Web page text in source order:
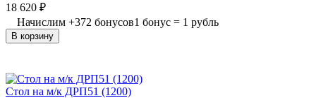
18 620 ₽
Начислим +372 бонусов1 бонус = 1 рубль
В корзину
Стол на м/к ДРП51 (1200)